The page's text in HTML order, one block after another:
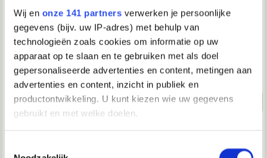
Wij en onze 141 partners verwerken je persoonlijke
gegevens (bijv. uw IP-adres) met behulp van
technologieën zoals cookies om informatie op uw
apparaat op te slaan en te gebruiken met als doel
gepersonaliseerde advertenties en content, metingen aan
advertenties en content, inzicht in publiek en
productontwikkeling. U kunt kiezen wie uw gegevens
gebruikt en met welke doelen.
Algemeen> Nieuws, Achtergronden & Wetenschap
Conner Rousseau over een betere regering, ook voor
scholieren
Beantwoorden
Naar beneden!
17-09-2022, 03:16